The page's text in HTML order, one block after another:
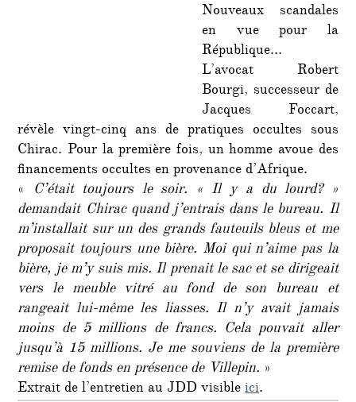
billets
Nouveaux scandales
en vue pour la
République…
L’avocat Robert
Bourgi, successeur de
Jacques Foccart,
révèle vingt-cinq ans de pratiques occultes sous
Chirac. Pour la première fois, un homme avoue des
financements occultes en provenance d’Afrique.
« C’était toujours le soir. « Il y a du lourd? »
demandait Chirac quand j’entrais dans le bureau. Il
m’installait sur un des grands fauteuils bleus et me
proposait toujours une bière. Moi qui n’aime pas la
bière, je m’y suis mis. Il prenait le sac et se dirigeait
vers le meuble vitré au fond de son bureau et
rangeait lui-même les liasses. Il n’y avait jamais
moins de 5 millions de francs. Cela pouvait aller
jusqu’à 15 millions. Je me souviens de la première
remise de fonds en présence de Villepin. »
Extrait de l’entretien au JDD visibleici.